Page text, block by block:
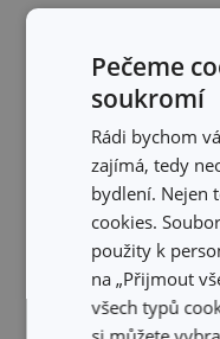
Pečeme
soukromí
Rádi bychom
zajímá, tedy
bydlení. Nejen
cookies.
použity k
na „Přijmout
všech typů